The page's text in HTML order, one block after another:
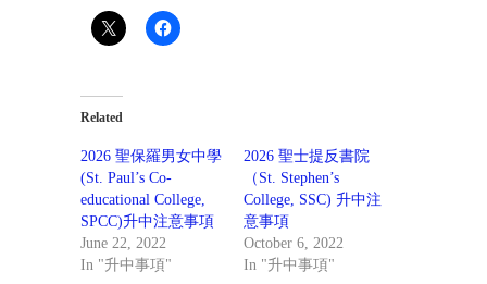
Related
2026 聖保羅男女中學
(St. Paul’s Co-
educational College,
SPCC)升中注意事項
June 22, 2022
In "升中事項"
2026 聖士提反書院
（St. Stephen’s
College, SSC) 升中注
意事項
October 6, 2022
In "升中事項"